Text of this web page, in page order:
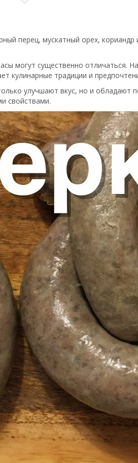
перец, мускатный орех,
могут существенно отличаться.
кулинарные традиции и
улучшают вкус, но и
свойствами.